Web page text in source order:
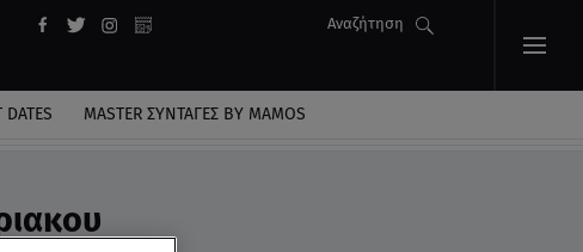
Αναζήτηση
DATES MASTER ΣΥΝΤΑΓΈΣ BY MAMOS